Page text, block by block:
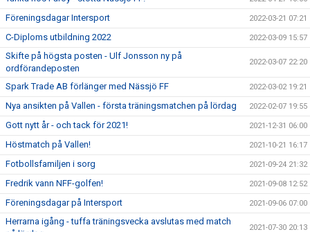
Föreningsdagar Intersport 2022-03-21 07:21
C-Diploms utbildning 2022 2022-03-09 15:57
Skifte på högsta posten - Ulf Jonsson ny på
ordförandeposten
2022-03-07 22:20
Spark Trade AB förlänger med Nässjö FF 2022-03-02 19:21
Nya ansikten på Vallen - första träningsmatchen på lördag 2022-02-07 19:55
Gott nytt år - och tack för 2021! 2021-12-31 06:00
Höstmatch på Vallen! 2021-10-21 16:17
Fotbollsfamiljen i sorg 2021-09-24 21:32
Fredrik vann NFF-golfen! 2021-09-08 12:52
Föreningsdagar på Intersport 2021-09-06 07:00
Herrarna igång - tuffa träningsvecka avslutas med match
2021-07-30 20:13